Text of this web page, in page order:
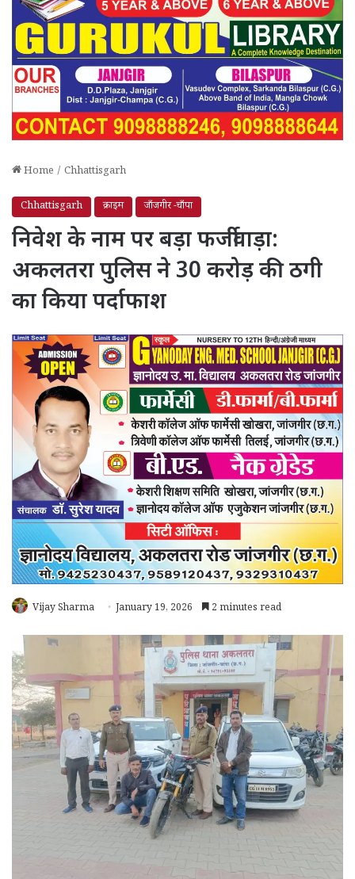
Home / Chhattisgarh
Chhattisgarh क्राइम जाँजगीर -चाँपा
निवेश के नाम पर बड़ा फर्जीवाड़ा:
अकलतरा पुलिस ने 30 करोड़ की ठगी
का किया पर्दाफाश
Vijay Sharma January 19, 2026 2 minutes read